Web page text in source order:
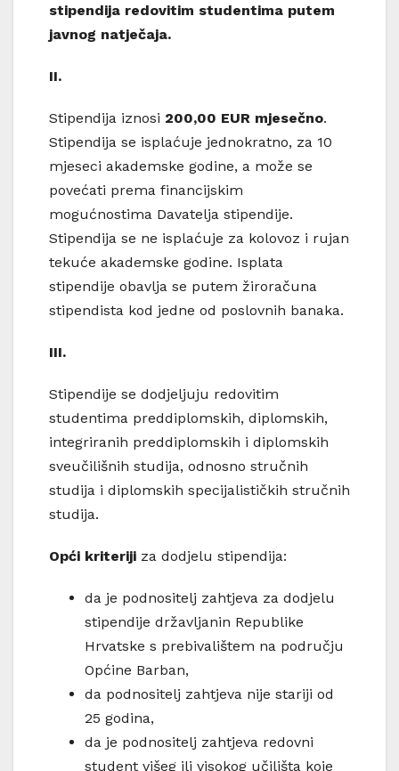
stipendija redovitim studentima putem
javnog natječaja.
II.
Stipendija iznosi 200,00 EUR mjesečno.
Stipendija se isplaćuje jednokratno, za 10
mjeseci akademske godine, a može se
povećati prema financijskim
mogućnostima Davatelja stipendije.
Stipendija se ne isplaćuje za kolovoz i rujan
tekuće akademske godine. Isplata
stipendije obavlja se putem žiroračuna
stipendista kod jedne od poslovnih banaka.
III.
Stipendije se dodjeljuju redovitim
studentima preddiplomskih, diplomskih,
integriranih preddiplomskih i diplomskih
sveučilišnih studija, odnosno stručnih
studija i diplomskih specijalističkih stručnih
studija.
Opći kriteriji za dodjelu stipendija:
da je podnositelj zahtjeva za dodjelu
stipendije državljanin Republike
Hrvatske s prebivalištem na području
Općine Barban,
da podnositelj zahtjeva nije stariji od
25 godina,
da je podnositelj zahtjeva redovni
student višeg ili visokog učilišta koje